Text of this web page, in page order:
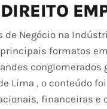
de Negócio na
formatos
conglomerados
Lima , o conteúdo
financeiras e